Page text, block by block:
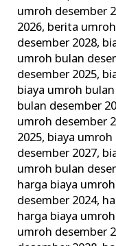
umroh desember
2026, berita
desember 2028,
umroh bulan
desember 2025,
biaya umroh
bulan desember
umroh desember
2025, biaya umroh
desember 2027,
umroh bulan
harga biaya
desember 2024,
harga biaya
umroh desember